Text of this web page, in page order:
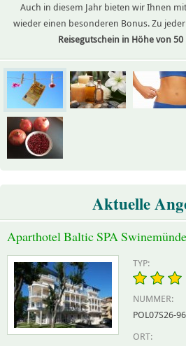
Auch in diesem Jahr bieten wir Ihnen
wieder einen besonderen Bonus. Zu
Reisegutschein in Höhe von 50
Aktuelle
Aparthotel Baltic SPA
TYP:
NUMMER:
POL07S26-
ORT: